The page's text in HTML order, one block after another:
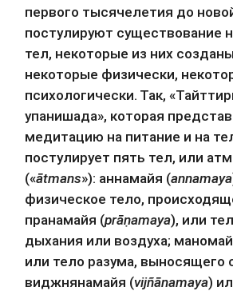
первого тысячелетия до
постулируют существование
тел, некоторые из них
некоторые физически,
психологически. Так,
упанишада», которая
медитацию на питание и на
постулирует пять тел, или
(«ātmans»): аннамайя (annamaya
физическое тело,
пранамайя (prāṇamaya), или
дыхания или воздуха;
или тело разума, выносящего
виджнянамайя (vijñānamaya)